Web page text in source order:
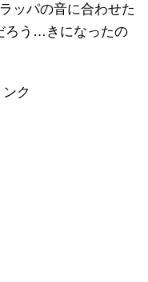
ッパの音に合わせた
ろう…きになったの
ク